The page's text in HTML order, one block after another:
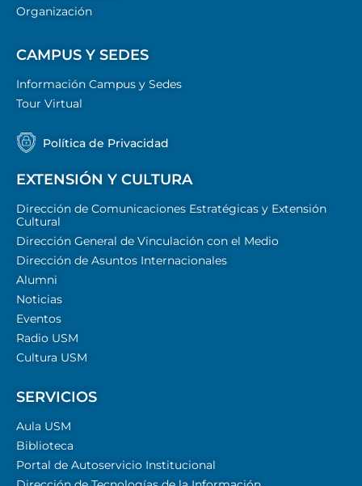
Organización
CAMPUS Y SEDES
Información Campus y Sedes
Tour Virtual
Política de Privacidad
EXTENSIÓN Y CULTURA
Dirección de Comunicaciones Estratégicas y Extensión
Cultural
Dirección General de Vinculación con el Medio
Dirección de Asuntos Internacionales
Alumni
Noticias
Eventos
Radio USM
Cultura USM
SERVICIOS
Aula USM
Biblioteca
Portal de Autoservicio Institucional